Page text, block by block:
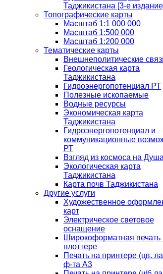
Таджикистана [3-е
Топографические карты
Масштаб 1:1 000 000
Масштаб 1:500 000
Масштаб 1:200 000
Тематические карты
Внешнеполитические
Геологическая карта
Таджикистана
Гидроэнергопотенциал РТ
Полезные ископаемые
Водные ресурсы
Экономическая карта
Таджикистана
Гидроэнергопотенциал и
коммуникационные
РТ
Взгляд из космоса на
Экологическая карта
Таджикистана
Карта почв Таджикистана
Другие услуги
Художественное
карт
Электрическое световое
оснащение
Широкоформатная печать
плоттере
Печать на принтере (цв.
ф-та А3